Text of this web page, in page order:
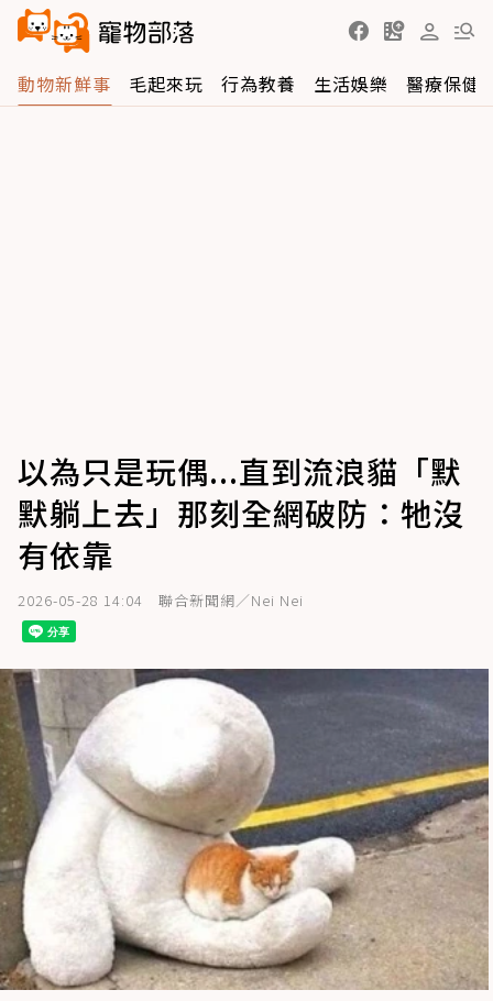
動物新鮮事 毛起來玩 行為教養 生活娛樂 醫療保健
以為只是玩偶...直到流浪貓「默
默躺上去」那刻全網破防：牠沒
有依靠
2026-05-28 14:04 聯合新聞網／Nei Nei